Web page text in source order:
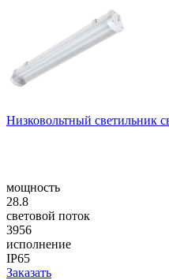
Низковольтный светильник
мощность
28.8
световой поток
3956
исполнение
IP65
Заказать